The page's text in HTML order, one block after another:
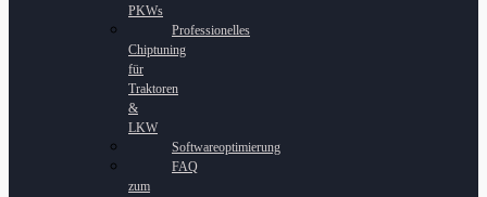
PKWs
Professionelles
Chiptuning
für
Traktoren
&
LKW
Softwareoptimierung
FAQ
zum